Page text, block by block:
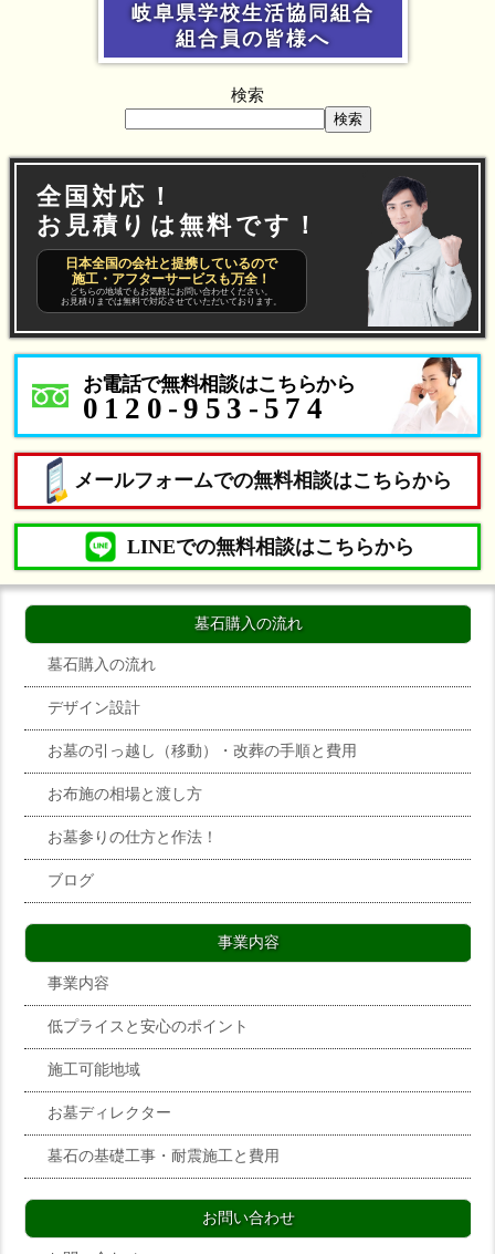
岐阜県学校生活協同組合
組合員の皆様へ
検索
検索
全国対応！
お見積りは無料です！
日本全国の会社と提携しているので
施工・アフターサービスも万全！
どちらの地域でもお気軽にお問い合わせください。
お見積りまでは無料で対応させていただいております。
お電話で無料相談はこちらから
0120-953-574
メールフォームでの無料相談はこちらから
LINEでの無料相談はこちらから
墓石購入の流れ
墓石購入の流れ
デザイン設計
お墓の引っ越し（移動）・改葬の手順と費用
お布施の相場と渡し方
お墓参りの仕方と作法！
ブログ
事業内容
事業内容
低プライスと安心のポイント
施工可能地域
お墓ディレクター
墓石の基礎工事・耐震施工と費用
お問い合わせ